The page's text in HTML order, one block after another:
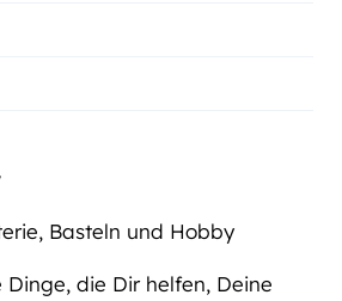
Basteln und Hobby
Dinge, die Dir helfen, Deine